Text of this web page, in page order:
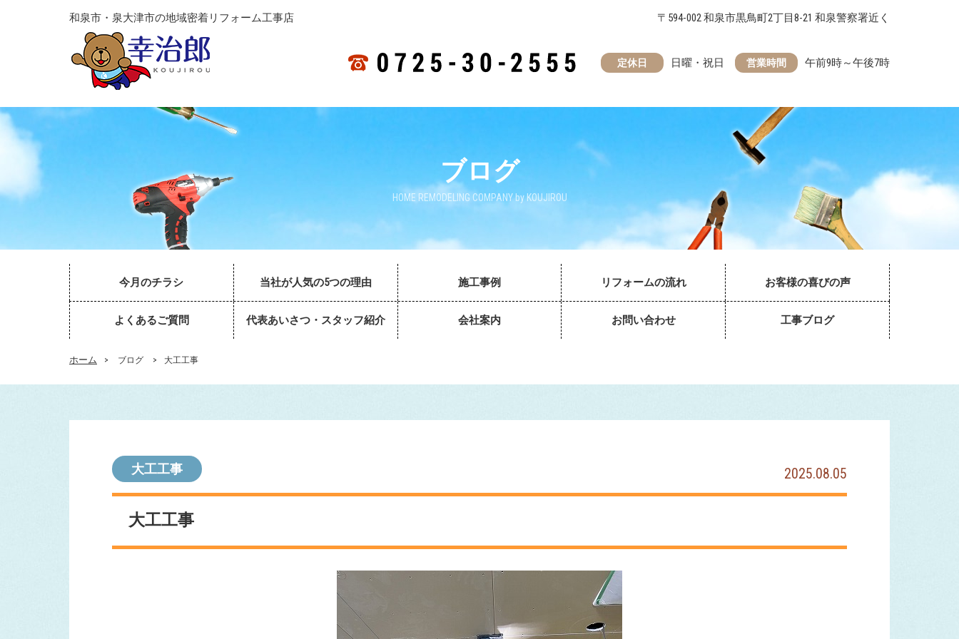
和泉市・泉大津市の地域密着リフォーム工事店 〒594-002 和泉市黒鳥町2丁目8-21 和泉警察署近く
営業時間 午前9時～午後7時
定休日 日曜・祝日
ブログ
HOME REMODELING COMPANY by KOUJIROU
今月のチラシ 当社が人気の5つの理由 施工事例 リフォームの流れ お客様の喜びの声
よくあるご質問 代表あいさつ・スタッフ紹介 会社案内 お問い合わせ 工事ブログ
ホーム > ブログ > 大工工事
大工工事 2025.08.05
大工工事